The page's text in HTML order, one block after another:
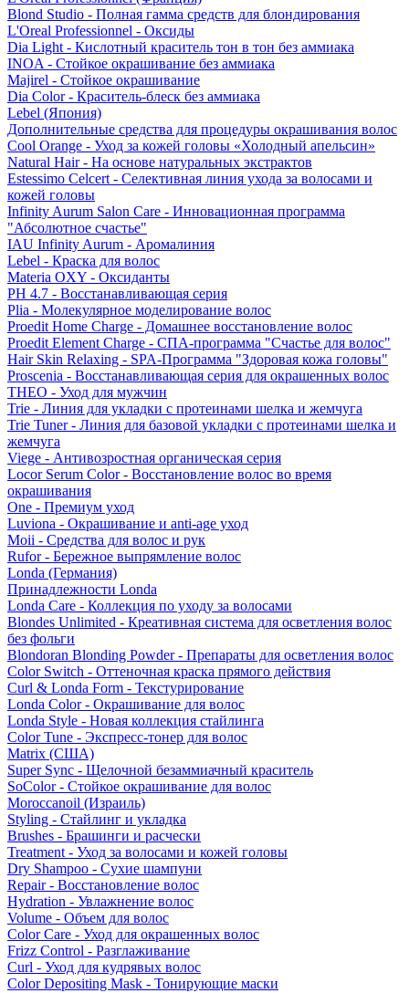
Blond Studio - Полная гамма средств для блондирования
L'Oreal Professionnel - Оксиды
Dia Light - Кислотный краситель тон в тон без аммиака
INOA - Стойкое окрашивание без аммиака
Majirel - Стойкое окрашивание
Dia Color - Краситель-блеск без аммиака
Lebel (Япония)
Дополнительные средства для процедуры окрашивания волос
Cool Orange - Уход за кожей головы «Холодный апельсин»
Natural Hair - На основе натуральных экстрактов
Estessimo Celcert - Селективная линия ухода за волосами и
кожей головы
Infinity Aurum Salon Care - Инновационная программа
"Абсолютное счастье"
IAU Infinity Aurum - Аромалиния
Lebel - Краска для волос
Materia OXY - Оксиданты
PH 4.7 - Восстанавливающая серия
Plia - Молекулярное моделирование волос
Proedit Home Charge - Домашнее восстановление волос
Proedit Element Charge - СПА-программа "Счастье для волос"
Hair Skin Relaxing - SPA-Программа "Здоровая кожа головы"
Proscenia - Восстанавливающая серия для окрашенных волос
THEO - Уход для мужчин
Trie - Линия для укладки с протеинами шелка и жемчуга
Trie Tuner - Линия для базовой укладки с протеинами шелка и
жемчуга
Viege - Антивозростная органическая серия
Locor Serum Color - Восстановление волос во время
окрашивания
One - Премиум уход
Luviona - Окрашивание и anti-age уход
Moii - Средства для волос и рук
Rufor - Бережное выпрямление волос
Londa (Германия)
Принадлежности Londa
Londa Care - Коллекция по уходу за волосами
Blondes Unlimited - Креативная система для осветления волос
без фольги
Blondoran Blonding Powder - Препараты для осветления волос
Color Switch - Оттеночная краска прямого действия
Curl & Londa Form - Текстурирование
Londa Color - Окрашивание для волос
Londa Style - Новая коллекция стайлинга
Color Tune - Экспресс-тонер для волос
Matrix (США)
Super Sync - Щелочной безаммиачный краситель
SoColor - Стойкое окрашивание для волос
Moroccanoil (Израиль)
Styling - Стайлинг и укладка
Brushes - Брашинги и расчески
Treatment - Уход за волосами и кожей головы
Dry Shampoo - Сухие шампуни
Repair - Восстановление волос
Hydration - Увлажнение волос
Volume - Объем для волос
Color Care - Уход для окрашенных волос
Frizz Control - Разглаживание
Curl - Уход для кудрявых волос
Color Depositing Mask - Тонирующие маски